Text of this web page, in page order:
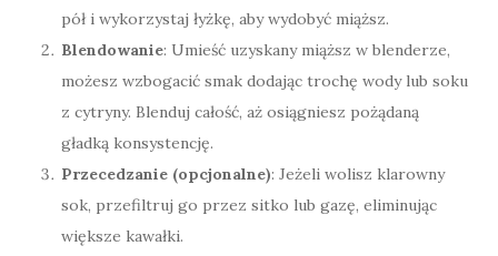
pół i wykorzystaj łyżkę, aby wydobyć miąższ.
Blendowanie: Umieść uzyskany miąższ w blenderze,
możesz wzbogacić smak dodając trochę wody lub soku
z cytryny. Blenduj całość, aż osiągniesz pożądaną
gładką konsystencję.
Przecedzanie (opcjonalne): Jeżeli wolisz klarowny
sok, przefiltruj go przez sitko lub gazę, eliminując
większe kawałki.